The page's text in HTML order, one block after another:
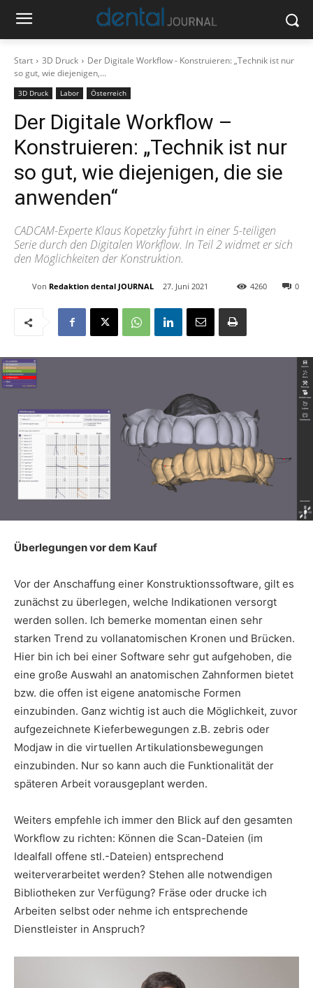
Start 3D Druck
Der Digitale Workflow - Konstruieren: „Technik ist nur
so gut, wie diejenigen,...
3D Druck Labor Österreich
Der Digitale Workflow –
Konstruieren: „Technik ist nur
so gut, wie diejenigen, die sie
anwenden“
CADCAM-Experte Klaus Kopetzky führt in einer 5-teiligen
Serie durch den Digitalen Workflow. In Teil 2 widmet er sich
den Möglichkeiten der Konstruktion.
Von Redaktion dental JOURNAL 27. Juni 2021 0
4260
Überlegungen vor dem Kauf
Vor der Anschaffung einer Konstruktionssoftware, gilt es
zunächst zu überlegen, welche Indikationen versorgt
werden sollen. Ich bemerke momentan einen sehr
starken Trend zu vollanatomischen Kronen und Brücken.
Hier bin ich bei einer Software sehr gut aufgehoben, die
eine große Auswahl an anatomischen Zahnformen bietet
bzw. die offen ist eigene anatomische Formen
einzubinden. Ganz wichtig ist auch die Möglichkeit, zuvor
aufgezeichnete Kieferbewegungen z.B. zebris oder
Modjaw in die virtuellen Artikulationsbewegungen
einzubinden. Nur so kann auch die Funktionalität der
späteren Arbeit vorausgeplant werden.
Weiters empfehle ich immer den Blick auf den gesamten
Workflow zu richten: Können die Scan-Dateien (im
Idealfall offene stl.-Dateien) entsprechend
weiterverarbeitet werden? Stehen alle notwendigen
Bibliotheken zur Verfügung? Fräse oder drucke ich
Arbeiten selbst oder nehme ich entsprechende
Dienstleister in Anspruch?